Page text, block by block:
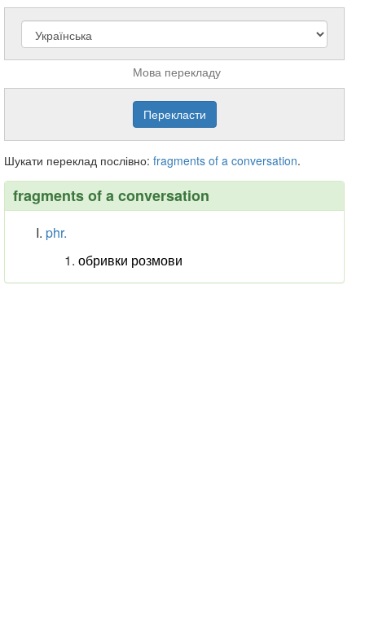
Мова перекладу
Шукати переклад послівно: fragments of a conversation.
fragments of a conversation
phr.
обривки розмови